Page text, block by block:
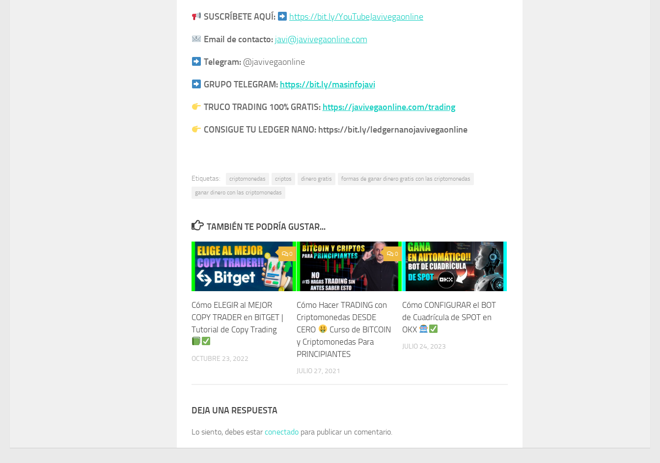
SUSCRÍBETE AQUÍ: https://bit.ly/YouTubeJavivegaonline
Email de contacto: javi@javivegaonline.com
Telegram: @javivegaonline
GRUPO TELEGRAM: https://bit.ly/masinfojavi
TRUCO TRADING 100% GRATIS: https://javivegaonline.com/trading
CONSIGUE TU LEDGER NANO: https://bit.ly/ledgernanojavivegaonline
Etiquetas: criptomonedas criptos dinero gratis
formas de ganar dinero gratis con las criptomonedas
ganar dinero con las criptomonedas
TAMBIÉN TE PODRÍA GUSTAR...
0
Cómo ELEGIR al MEJOR
COPY TRADER en BITGET |
Tutorial de Copy Trading
OCTUBRE 23, 2022
0
Cómo Hacer TRADING con
Criptomonedas DESDE
CERO
Curso de BITCOIN
y Criptomonedas Para
PRINCIPIANTES
JULIO 27, 2021
Cómo CONFIGURAR el BOT
de Cuadrícula de SPOT en
OKX
JULIO 24, 2023
DEJA UNA RESPUESTA
Lo siento, debes estarconectado para publicar un comentario.